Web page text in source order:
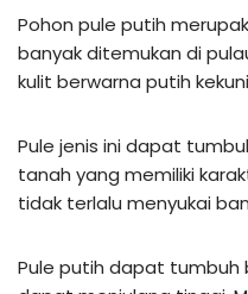
Pohon pule putih
banyak ditemukan di
kulit berwarna putih
Pule jenis ini dapat
tanah yang memiliki
tidak terlalu menyukai
Pule putih dapat tumbuh